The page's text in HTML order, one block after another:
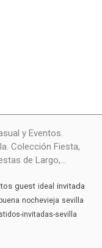
y Eventos.
Colección Fiesta,
de Largo,...
guest ideal invitada
nochevieja sevilla
invitadas-sevilla